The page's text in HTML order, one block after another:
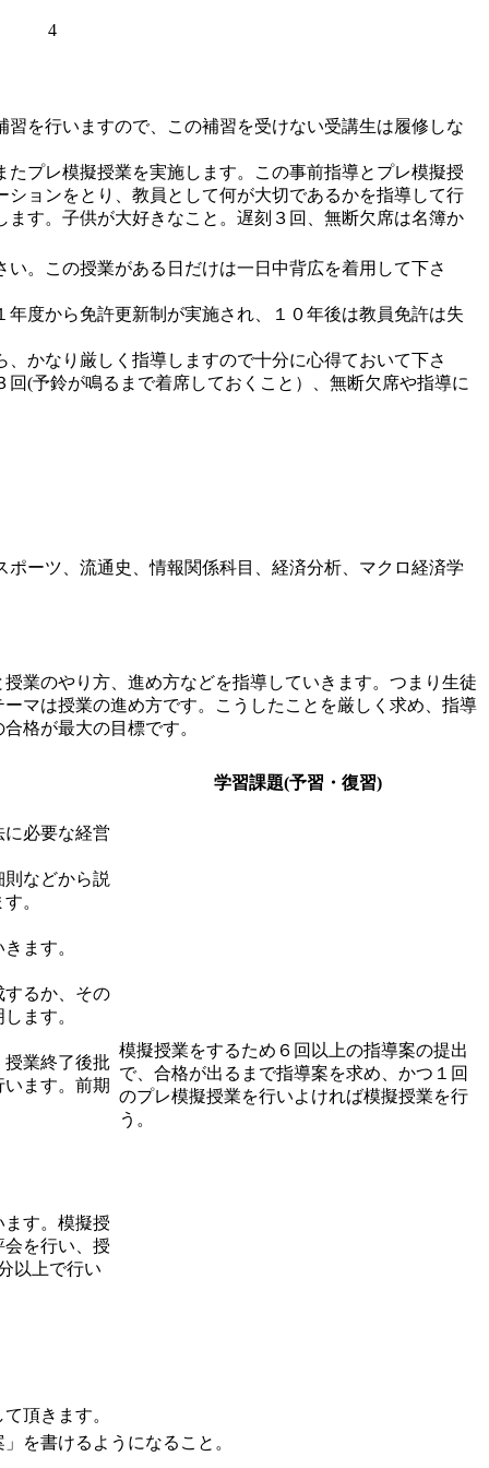
4
を行いますので、この補習を受けない受講生は履修しな
プレ模擬授業を実施します。この事前指導とプレ模擬授
ョンをとり、教員として何が大切であるかを指導して行
す。子供が大好きなこと。遅刻３回、無断欠席は名簿か
。この授業がある日だけは一日中背広を着用して下さ
度から免許更新制が実施され、１０年後は教員免許は失
かなり厳しく指導しますので十分に心得ておいて下さ
(予鈴が鳴るまで着席しておくこと）、無断欠席や指導に
ーツ、流通史、情報関係科目、経済分析、マクロ経済学
業のやり方、進め方などを指導していきます。つまり生徒
マは授業の進め方です。こうしたことを厳しく求め、指導
格が最大の目標です。
学習課題(予習・復習)
必要な経営
などから説
。
ます。
するか、その
ます。
授業終了後批
ます。前期
す。模擬授
を行い、授
以上で行い
模擬授業をするため６回以上の指導案の提出
で、合格が出るまで指導案を求め、かつ１回
のプレ模擬授業を行いよければ模擬授業を行
う。
頂きます。
を書けるようになること。